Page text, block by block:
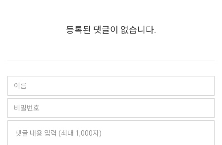
등록된 댓글이 없습니다.